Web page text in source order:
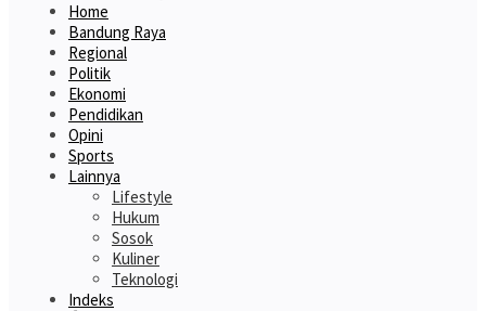
Home
Bandung Raya
Regional
Politik
Ekonomi
Pendidikan
Opini
Sports
Lainnya
Lifestyle
Hukum
Sosok
Kuliner
Teknologi
Indeks